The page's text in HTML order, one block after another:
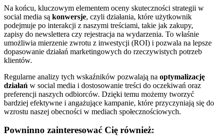
Na końcu, kluczowym elementem oceny skuteczności strategii w
social media są konwersje, czyli działania, które użytkownik
podejmuje po interakcji z naszymi treściami, takie jak zakupy,
zapisy do newslettera czy rejestracja na wydarzenia. To właśnie
umożliwia mierzenie zwrotu z inwestycji (ROI) i pozwala na lepsze
dopasowanie działań marketingowych do rzeczywistych potrzeb
klientów.
Regularne analizy tych wskaźników pozwalają na optymalizację
działań w social media i dostosowanie treści do oczekiwań oraz
preferencji naszych odbiorców. Dzięki temu możemy tworzyć
bardziej efektywne i angażujące kampanie, które przyczyniają się do
wzrostu naszej obecności w mediach społecznościowych.
Powninno zainteresować Cię również: